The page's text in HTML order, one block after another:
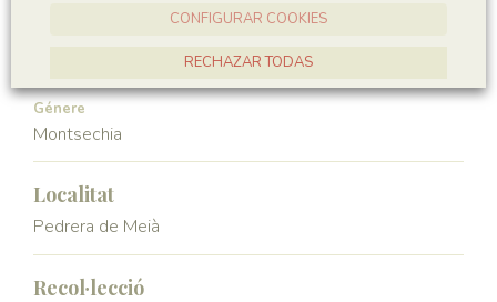
Montsechiaceae
Génere
Montsechia
Localitat
Pedrera de Meià
Recol·lecció
CONFIGURAR COOKIES
RECHAZAR TODAS
ACCEPTAR TOTES